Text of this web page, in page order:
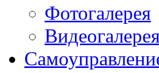
Фотогалерея